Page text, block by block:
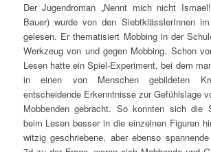
Der Jugendroman „Nennt mich nicht
Bauer) wurde von den SiebtklässlerInnen
gelesen. Er thematisiert Mobbing in der
Werkzeug von und gegen Mobbing. Schon
Lesen hatte ein Spiel-Experiment, bei dem
in einen von Menschen gebildeten
entscheidende Erkenntnisse zur Gefühlslage
Mobbenden gebracht. So konnten sich die
beim Lesen besser in die einzelnen Figuren
witzig geschriebene, aber ebenso